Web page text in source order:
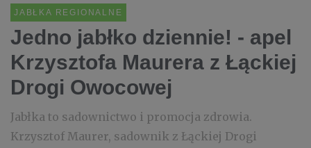
JABŁKA REGIONALNE
Jedno jabłko dziennie! - apel
Krzysztofa Maurera z Łąckiej
Drogi Owocowej
Jabłka to sadownictwo i promocja zdrowia.
Krzysztof Maurer, sadownik z Łąckiej Drogi